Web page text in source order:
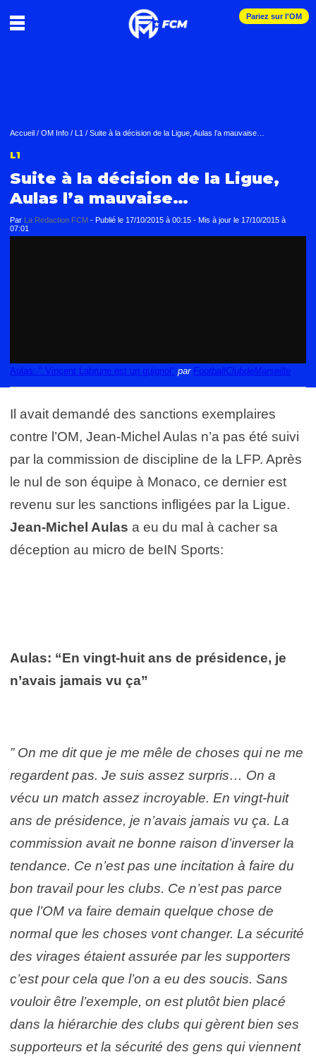
Pariez sur l'OM
Accueil / OM Info / L1 / Suite à la décision de la Ligue, Aulas l’a mauvaise…
L1
Suite à la décision de la Ligue,
Aulas l’a mauvaise…
Par La Redaction FCM - Publié le 17/10/2015 à 00:15 - Mis à jour le 17/10/2015 à
07:01
Aulas: " Vincent Labrune est un guignol" par FootballClubdeMarseille
Il avait demandé des sanctions exemplaires
contre l’OM, Jean-Michel Aulas n’a pas été suivi
par la commission de discipline de la LFP. Après
le nul de son équipe à Monaco, ce dernier est
revenu sur les sanctions infligées par la Ligue.
Jean-Michel Aulas a eu du mal à cacher sa
déception au micro de beIN Sports:
Aulas: “En vingt-huit ans de présidence, je
n’avais jamais vu ça”
” On me dit que je me mêle de choses qui ne me
regardent pas. Je suis assez surpris… On a
vécu un match assez incroyable. En vingt-huit
ans de présidence, je n’avais jamais vu ça. La
commission avait ne bonne raison d’inverser la
tendance. Ce n’est pas une incitation à faire du
bon travail pour les clubs. Ce n’est pas parce
que l’OM va faire demain quelque chose de
normal que les choses vont changer. La sécurité
des virages étaient assurée par les supporters
c’est pour cela que l’on a eu des soucis. Sans
vouloir être l’exemple, on est plutôt bien placé
dans la hiérarchie des clubs qui gèrent bien ses
supporteurs et la sécurité des gens qui viennent